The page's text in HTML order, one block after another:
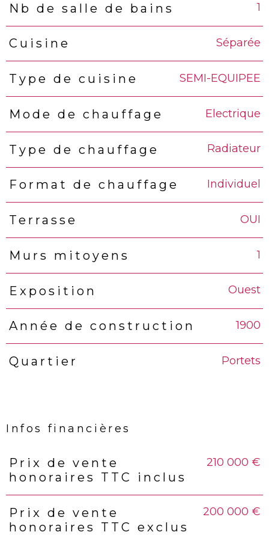
Nb de salle de bains 1
Cuisine Séparée
Type de cuisine SEMI-EQUIPEE
Mode de chauffage Electrique
Type de chauffage Radiateur
Format de chauffage Individuel
Terrasse OUI
Murs mitoyens 1
Exposition Ouest
Année de construction 1900
Quartier Portets
Infos financières
Caractéristiques Valeurs
Prix de vente
honoraires TTC inclus
210 000 €
Prix de vente
honoraires TTC exclus
200 000 €